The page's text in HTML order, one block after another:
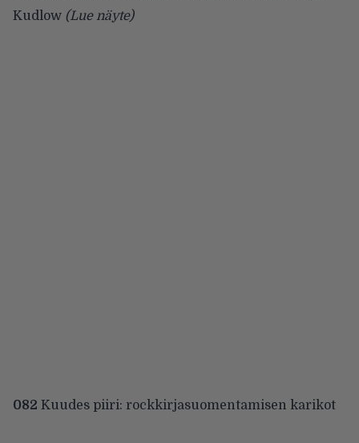
Kudlow (Lue näyte)
082 Kuudes piiri: rockkirjasuomentamisen karikot